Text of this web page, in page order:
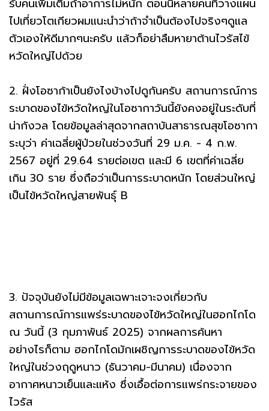
รับคนเพิ่มเติมถ้าอาการไม่หนัก ตอนนี้หลายคนที่วางแผน
ไปเที่ยวโตเกียวผมแนะนำว่าถ้าจำเป็นต้องไปจริงๆดูแล
ตัวเองให้ดีมากๆนะครับ แล้วก็อย่าลืมหายาต้านไวรัสไข้
หวัดใหญ่ไปด้วย
2. ฝั่งโอซาก้าเป็นยังไงบ้างไปดูกันครับ สถานการณ์การ
ระบาดของไข้หวัดใหญ่ในโอซากาวันนี้ยังคงอยู่ในระดับที่
น่ากังวล โดยข้อมูลล่าสุดจากสถาบันสาธารณสุขโอซากา
ระบุว่า ค่าเฉลี่ยผู้ป่วยในช่วงวันที่ 29 ม.ค. - 4 ก.พ.
2567 อยู่ที่ 29.64 รายต่อเขต และมี 6 เขตที่ค่าเฉลี่ย
เกิน 30 ราย ซึ่งถือว่าเป็นการระบาดหนัก โดยส่วนใหญ่
เป็นไข้หวัดใหญ่สายพันธุ์ B
3. ปัจจุบันยังไม่มีข้อมูลเฉพาะเจาะจงเกี่ยวกับ
สถานการณ์การแพร่ระบาดของไข้หวัดใหญ่ในฮอกไกโด
ณ วันนี้ (3 กุมภาพันธ์ 2025) จากผลการค้นหา
อย่างไรก็ตาม ฮอกไกโดมักเผชิญการระบาดของไข้หวัด
ใหญ่ในช่วงฤดูหนาว (ธันวาคม-มีนาคม) เนื่องจาก
อากาศหนาวเย็นและแห้ง ซึ่งเอื้อต่อการแพร่กระจายของ
ไวรัส